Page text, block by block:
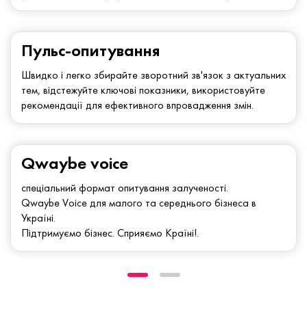
Qwaybe voice
спеціальний формат опитування залученості.
Qwaybe Voice для малого та середнього бізнеса в
Україні.
Підтримуємо бізнес. Сприяємо Країні!.
Пульс-опитування
Швидко і легко збирайте зворотний зв'язок з актуальних
тем, відстежуйте ключові показники, використовуйте
рекомендації для ефективного впровадження змін.